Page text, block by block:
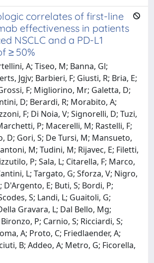
correlates of first-line
effectiveness in patients
NSCLC and a PD-L1
≥ 50%
A; Tiseo, M; Banna, Gl;
Jgjv; Barbieri, F; Giusti, R; Bria, E;
F; Migliorino, Mr; Galetta, D;
D; Berardi, R; Morabito, A;
F; Di Noia, V; Signorelli, D; Tuzi,
P; Macerelli, M; Rastelli, F;
D; Gori, S; De Tursi, M; Mansueto,
M; Tudini, M; Rijavec, E; Filetti,
P; Sala, L; Citarella, F; Marco,
L; Targato, G; Sforza, V; Nigro,
D'Argento, E; Buti, S; Bordi, P;
S; Landi, L; Guaitoli, G;
Gravara, L; Dal Bello, Mg;
P; Carnio, S; Ricciardi, S;
A; Proto, C; Friedlaender, A;
B; Addeo, A; Metro, G; Ficorella,